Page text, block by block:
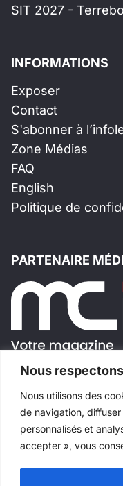
Nous
Nous utilisons des
de navigation,
personnalisés et
accepter », vous
SIT 2027 -
INFORMATIONS
Exposer
Contact
S'abonner à
Zone Médias
FAQ
English
Politique de
PARTENAIRE
SUIVEZ-NOUS!